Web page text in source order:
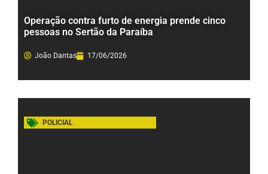
Operação contra furto de energia prende cinco
pessoas no Sertão da Paraíba
João Dantas 17/06/2026
POLICIAL